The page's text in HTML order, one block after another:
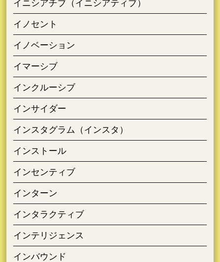
イニシアチブ（イニシアティブ）
イノセント
イノベーション
イマーシブ
インクルーシブ
インサイダー
インスタグラム（インスタ）
インストール
インセンティブ
インターン
インタラクティブ
インテリジェンス
インバウンド